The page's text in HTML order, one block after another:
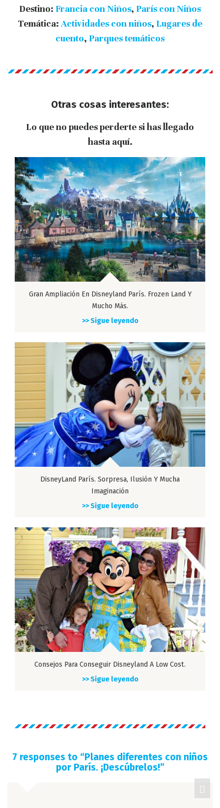
Destino: Francia con Niños, París con Niños
Temática:Actividades con niños, Lugares de
cuento, Parques temáticos
Otras cosas interesantes:
Lo que no puedes perderte si has llegado
hasta aquí.
Gran Ampliación En Disneyland París. Frozen Land Y
Mucho Más.
>> Sigue leyendo
DisneyLand París. Sorpresa, Ilusión Y Mucha
Imaginación
>> Sigue leyendo
Consejos Para Conseguir Disneyland A Low Cost.
>> Sigue leyendo
7 responses to “Planes diferentes con niños
por París. ¡Descúbrelos!”